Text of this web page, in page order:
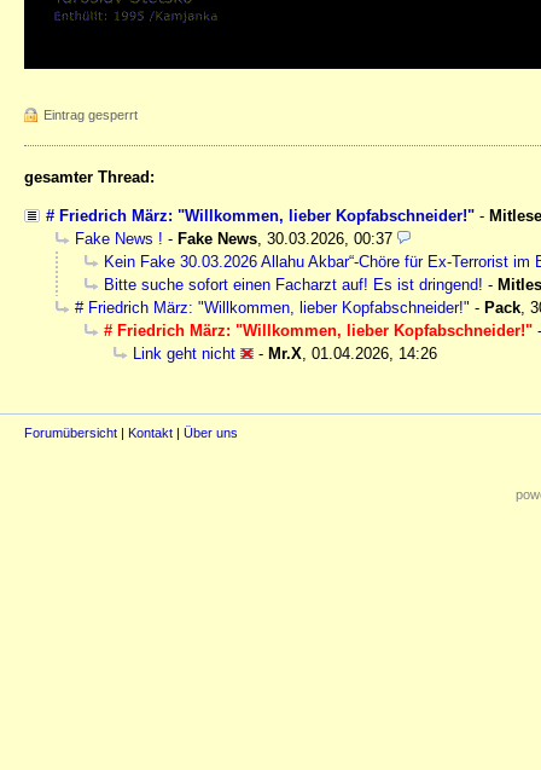
Eintrag gesperrt
gesamter Thread:
# Friedrich März: "Willkommen, lieber Kopfabschneider!" -
Fake News ! - Fake News 30.03.2026, 00:37
Kein Fake 30.03.2026 Allahu Akbar“-Chöre für Ex-Terrorist im
Bitte suche sofort einen Facharzt auf! Es ist dringend! -
# Friedrich März: "Willkommen, lieber Kopfabschneider!" - Pack
# Friedrich März: "Willkommen, lieber Kopfabschneider!"
Link geht nicht
- Mr.X 01.04.2026, 14:26
Forumübersicht | Kontakt | Über uns